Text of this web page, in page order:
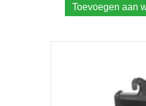
Toevoegen aan